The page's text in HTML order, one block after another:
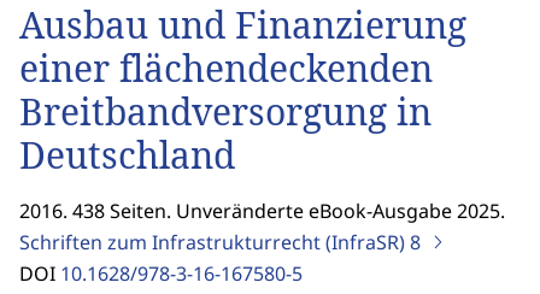
Ausbau und Finanzierung
einer flächendeckenden
Breitbandversorgung in
Deutschland
2016. 438 Seiten. Unveränderte eBook-Ausgabe 2025.
Schriften zum Infrastrukturrecht (InfraSR)8
DOI 10.1628/978-3-16-167580-5